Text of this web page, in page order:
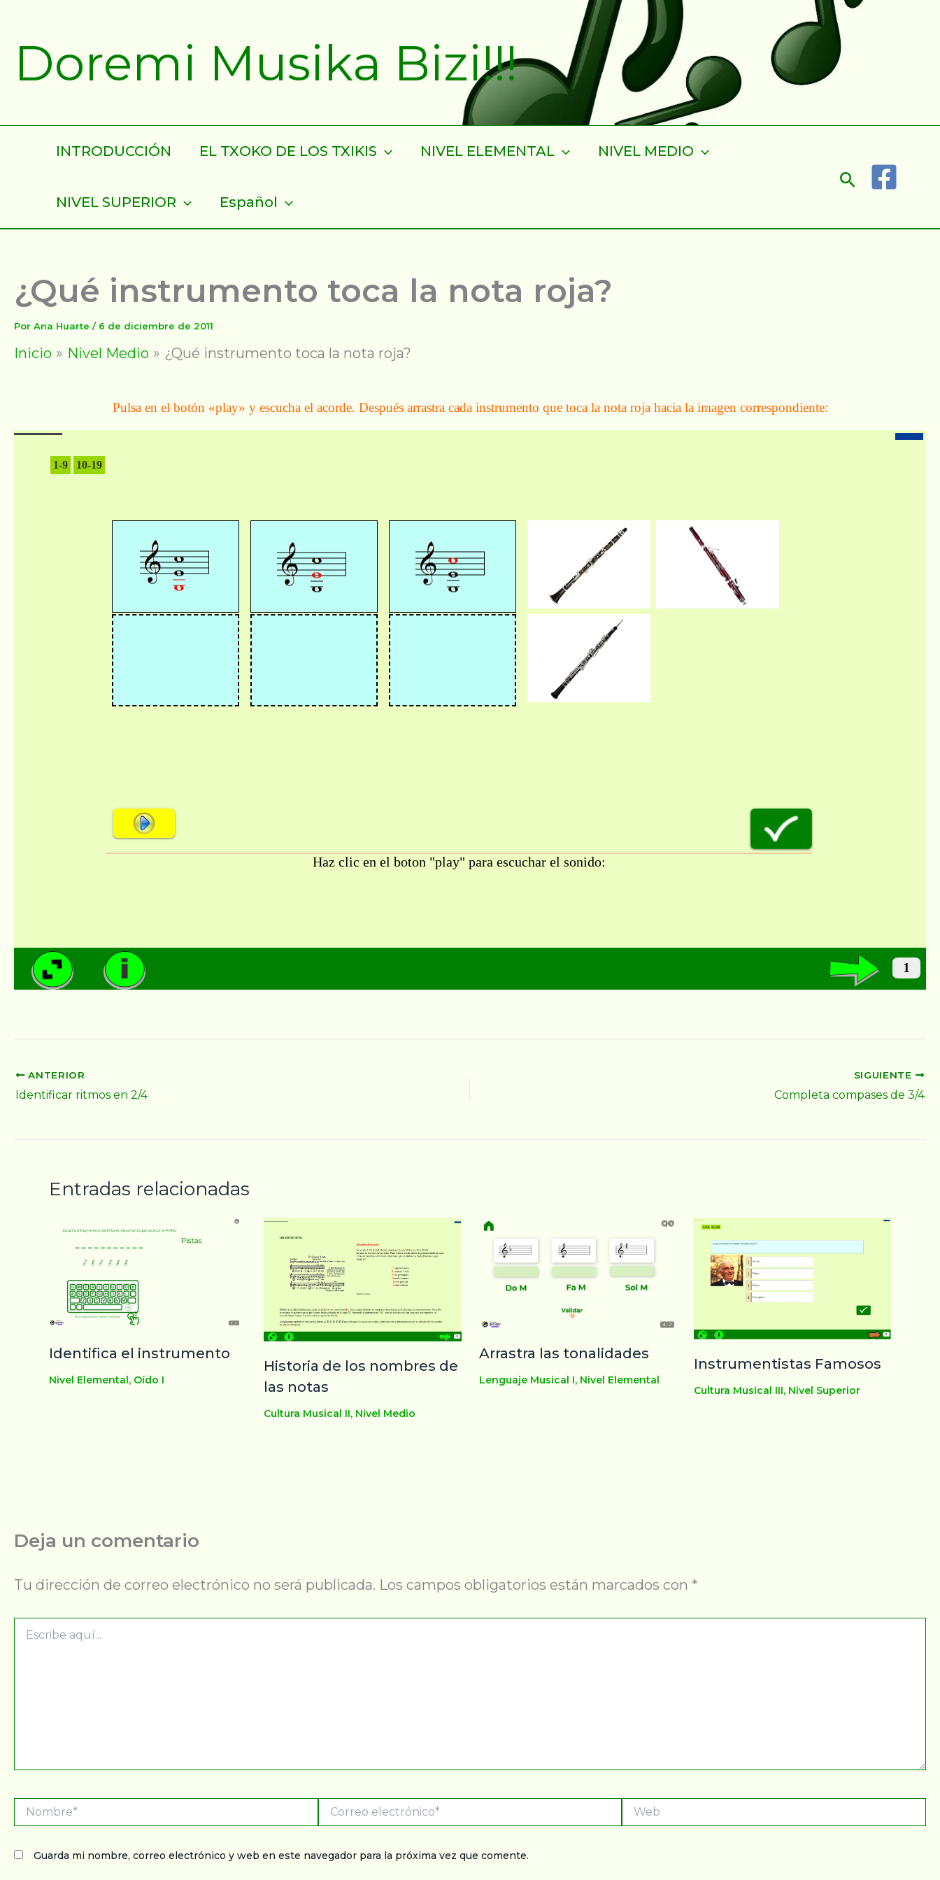
contenido
Doremi Musika Bizi!!!
INTRODUCCIÓN EL TXOKO DE LOS TXIKIS NIVEL ELEMENTAL NIVEL MEDIO
NIVEL SUPERIOR Español
Buscar
¿Qué instrumento toca la nota roja?
Por Ana Huarte / 6 de diciembre de 2011
Inicio Nivel Medio ¿Qué instrumento toca la nota roja?
Pulsa en el botón «play» y escucha el acorde. Después arrastra cada instrumento que toca la nota roja hacia la imagen correspondiente:
ANTERIOR
Identificar ritmos en 2/4
SIGUIENTE
Completa compases de 3/4
Entradas relacionadas
Identifica el instrumento
Nivel Elemental, Oído I
Historia de los nombres de
las notas
Cultura Musical II, Nivel Medio
Arrastra las tonalidades
Lenguaje Musical I, Nivel Elemental
Instrumentistas Famosos
Cultura Musical III, Nivel Superior
Deja un comentario
Tu dirección de correo electrónico no será publicada. Los campos obligatorios están marcados con *
aquí...
Nombre*
Correo
electrónico*
Web
Guarda mi nombre, correo electrónico y web en este navegador para la próxima vez que comente.